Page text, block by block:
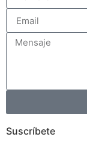
Suscríbete